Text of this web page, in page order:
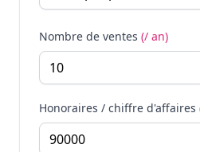
Nombre de ventes (/ an)
Honoraires / chiffre d'affaires